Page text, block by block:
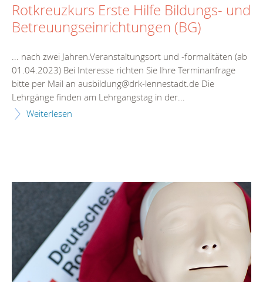
Rotkreuzkurs Erste Hilfe Bildungs- und
Betreuungseinrichtungen (BG)
... nach zwei Jahren.Veranstaltungsort und -formalitäten (ab
01.04.2023) Bei Interesse richten Sie Ihre Terminanfrage
bitte per Mail an ausbildung@drk-lennestadt.de Die
Lehrgänge finden am Lehrgangstag in der...
Weiterlesen